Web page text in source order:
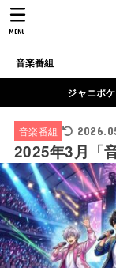
音楽番組
MENU
ジャニポ
音楽番組
2025年3月「